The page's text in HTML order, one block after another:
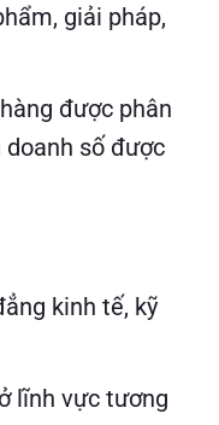
giải pháp,
được phân
số được
kinh tế, kỹ
lĩnh vực tương